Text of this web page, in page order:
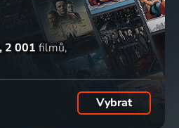
2 001 filmů
Vybrat